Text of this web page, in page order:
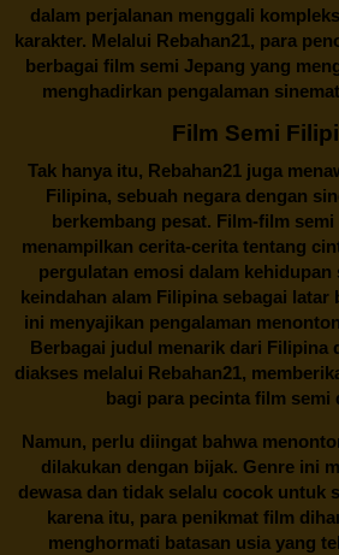
dalam perjalanan menggali
karakter. Melalui Rebahan21, para
berbagai film semi Jepang yang
menghadirkan pengalaman
Film Semi
Tak hanya itu, Rebahan21juga
Filipina, sebuah negara dengan
berkembang pesat. Film-film
menampilkan cerita-cerita tentang
pergulatan emosi dalam kehidupan
keindahan alam Filipina sebagai latar
ini menyajikan pengalaman
Berbagai judul menarik dari Filipina
diakses melalui Rebahan21,
bagi para pecinta film semi
Namun, perlu diingat bahwa
dilakukan dengan bijak. Genre ini
dewasa dan tidak selalu cocok untuk
karena itu, para penikmat film
menghormati batasan usia yang